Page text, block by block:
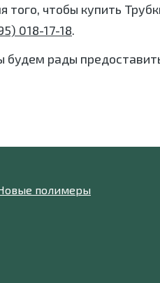
того, чтобы купить
018-17-18.
будем рады